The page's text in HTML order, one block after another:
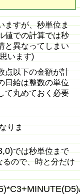
ますが、秒単位ま
値での計算では秒
と異なってしまい
います)
点以下の金額が計
日給は整数の単位
て丸めておく必要
りま
では秒単位まで
ので、時と分だけ